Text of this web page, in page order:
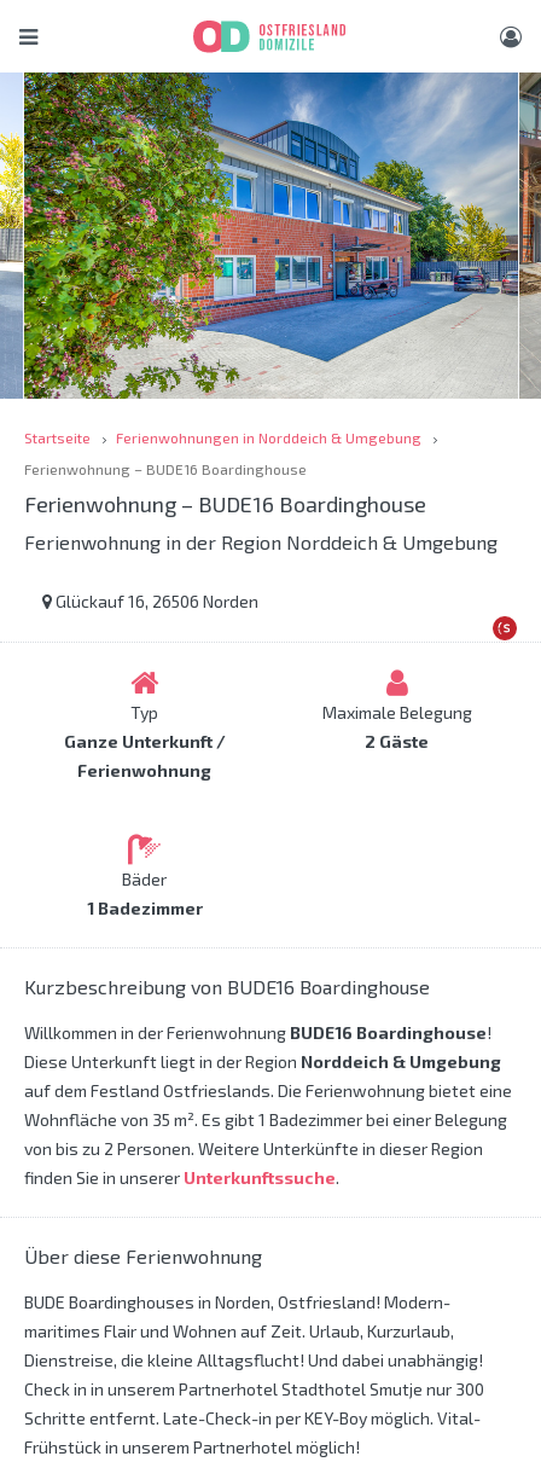
Startseite
Ferienwohnungen in Norddeich & Umgebung
Ferienwohnung – BUDE16 Boardinghouse
Ferienwohnung – BUDE16 Boardinghouse
Ferienwohnung in der Region Norddeich & Umgebung
Glückauf 16, 26506 Norden
Typ
Ganze Unterkunft /
Ferienwohnung
Maximale Belegung
2 Gäste
Bäder
1 Badezimmer
Kurzbeschreibung von BUDE16 Boardinghouse
Willkommen in der Ferienwohnung BUDE16 Boardinghouse!
Diese Unterkunft liegt in der Region Norddeich & Umgebung
auf dem Festland Ostfrieslands. Die Ferienwohnung bietet eine
Wohnfläche von 35 m². Es gibt 1 Badezimmer bei einer Belegung
von bis zu 2 Personen. Weitere Unterkünfte in dieser Region
finden Sie in unserer Unterkunftssuche.
Über diese Ferienwohnung
BUDE Boardinghouses in Norden, Ostfriesland! Modern-
maritimes Flair und Wohnen auf Zeit. Urlaub, Kurzurlaub,
Dienstreise, die kleine Alltagsflucht! Und dabei unabhängig!
Check in in unserem Partnerhotel Stadthotel Smutje nur 300
Schritte entfernt. Late-Check-in per KEY-Boy möglich. Vital-
Frühstück in unserem Partnerhotel möglich!